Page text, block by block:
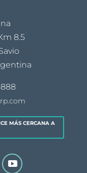
8.5
MÁS CERCANA A